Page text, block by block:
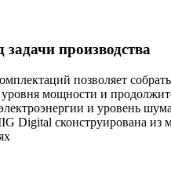
производства
позволяет
мощности и
и уровень шума
Digital сконструирована